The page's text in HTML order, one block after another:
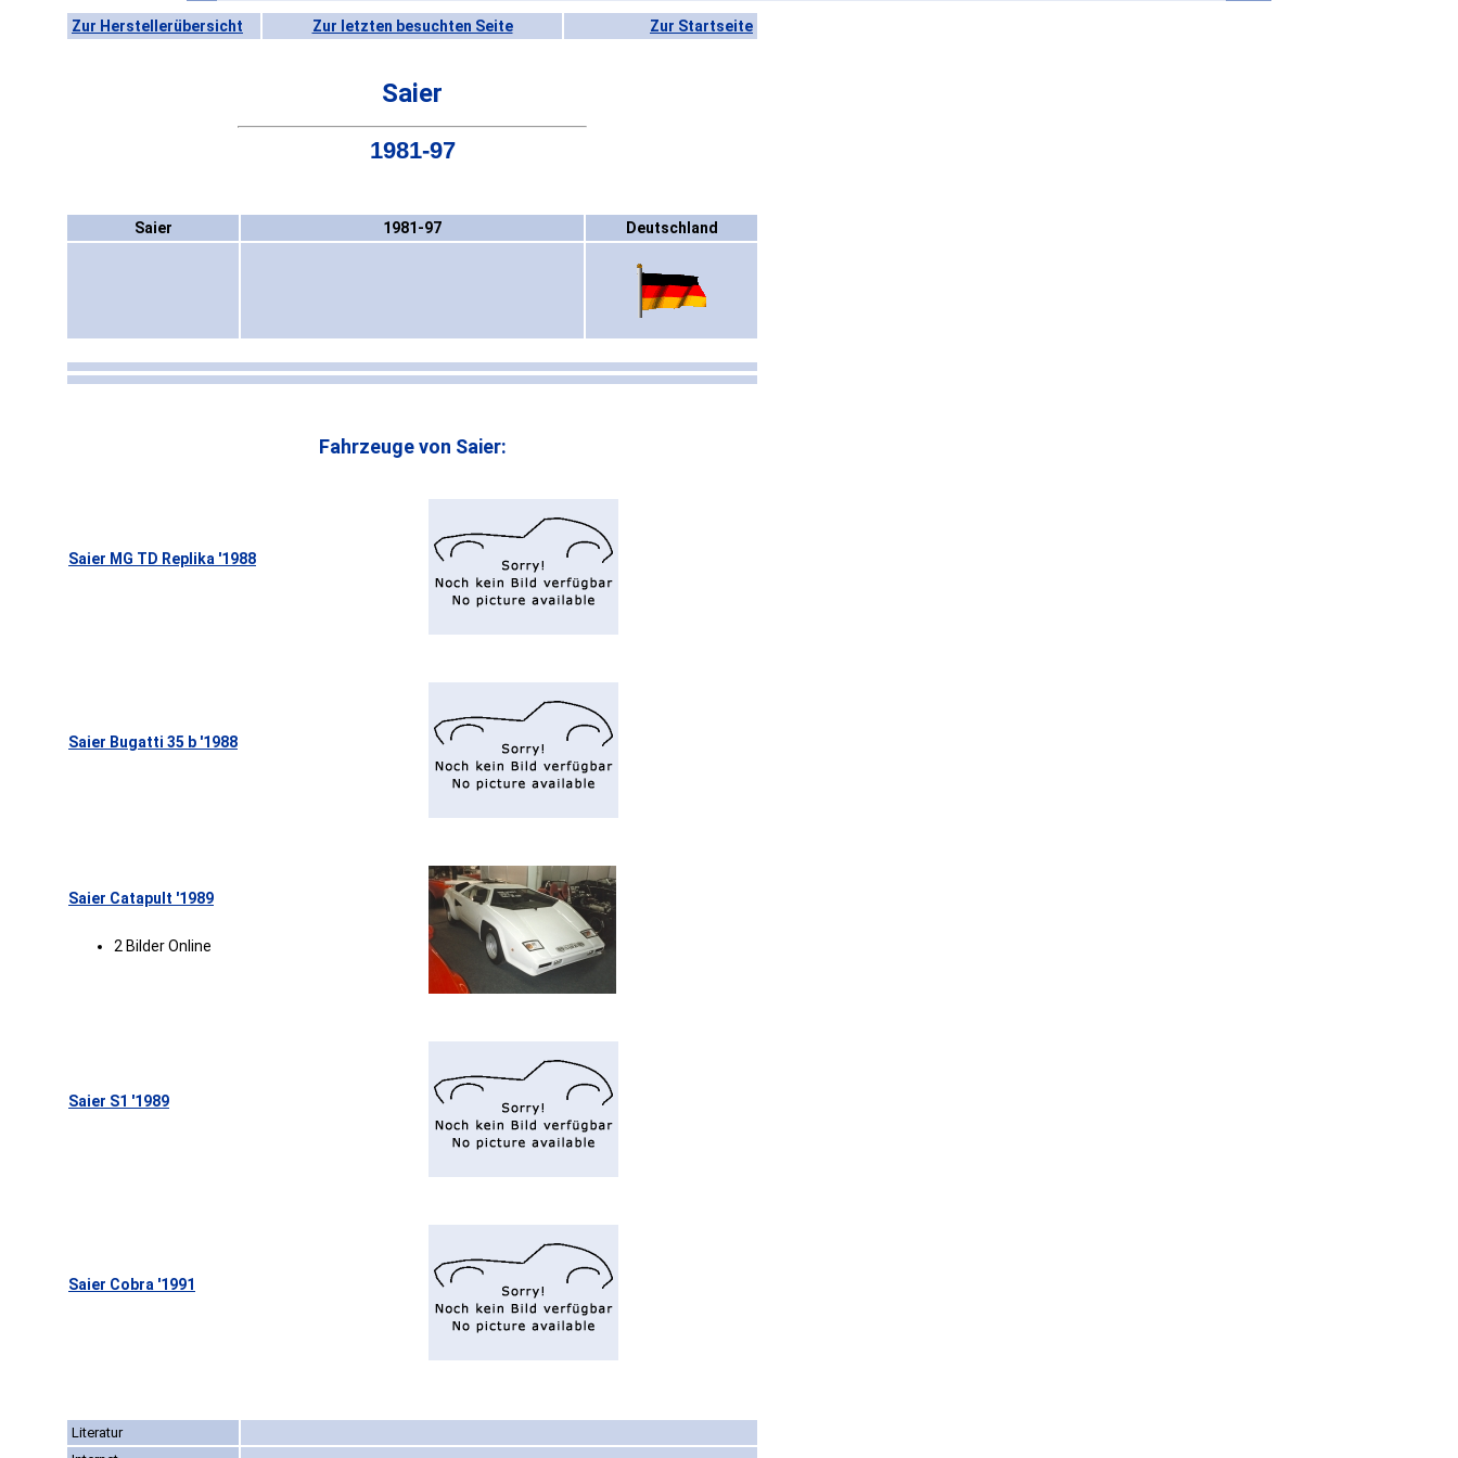
Zur Herstellerübersicht Zur letzten besuchten Seite Zur Startseite
Saier
1981-97
Saier 1981-97 Deutschland
Fahrzeuge von Saier:
Saier MG TD Replika '1988
Saier Bugatti 35 b '1988
Saier Catapult '1989
2 Bilder Online
Saier S1 '1989
Saier Cobra '1991
Literatur